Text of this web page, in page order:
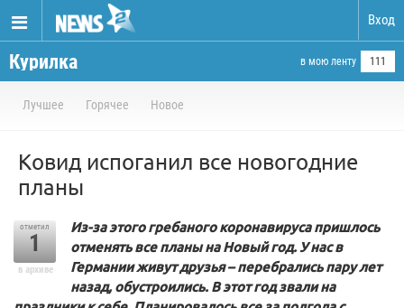
Вход
Курилка в мою ленту 111
Лучшее Горячее Новое
Ковид испоганил все новогодние
планы
отметил
1
в архиве
Из-за этого гребаного коронавируса пришлось
отменять все планы на Новый год. У нас в
Германии живут друзья – перебрались пару лет
назад, обустроились. В этот год звали на